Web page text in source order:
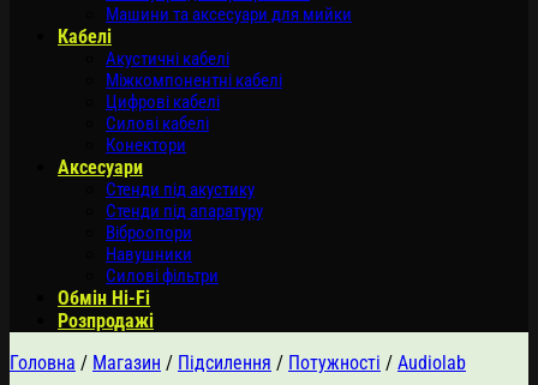
Машини та аксесуари для мийки
Кабелі
Акустичні кабелі
Міжкомпонентні кабелі
Цифрові кабелі
Силові кабелі
Конектори
Аксесуари
Стенди під акустику
Стенди під апаратуру
Віброопори
Навушники
Силові фільтри
Обмін Hi-Fi
Розпродажі
Головна / Магазин / Підсилення / Потужності / Audiolab